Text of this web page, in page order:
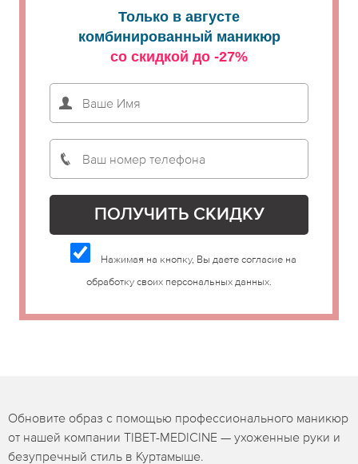
Только в августе
комбинированный маникюр
со скидкой до -27%
Нажимая на кнопку, Вы даете согласие на
обработку своих персональных данных.
Обновите образ с помощью профессионального маникюр
от нашей компании TIBET-MEDICINE — ухоженные руки и
безупречный стиль в Куртамыше.